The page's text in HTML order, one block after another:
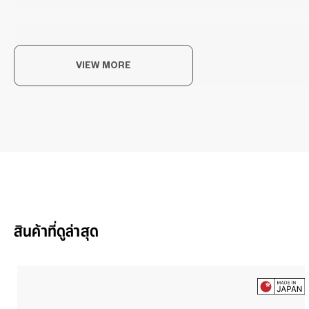
VIEW MORE
สินค้าที่ดูล่าสุด